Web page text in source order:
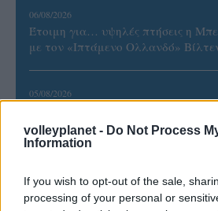
volleyplanet - Do Not Process
Information
If you wish to opt-out of the sale,
processing of your personal or
06/08/2026
Έτοιμη για… υψηλές πτήσεις η
με τον «Ιπτάμενο Ολλανδό»
05/08/2026
Ουρμπίνο